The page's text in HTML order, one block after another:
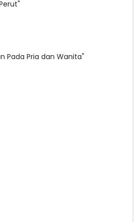
Pada Pria dan Wanita"